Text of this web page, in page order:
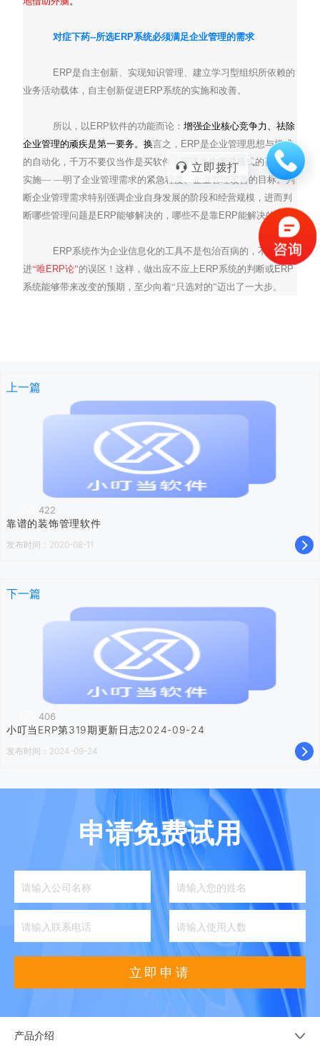
立即拨打
对症下药--所选ERP系统必须满足企业管理的需求
ERP是自主创新、实现知识管理、建立学习型组织所依赖的
业务活动载体，自主创新促进ERP系统的实施和改善。
所以，以 ERP软件的功能而论： 增强企业核心竞争力、祛除
企业管理的顽疾是第一要务。 换言之， ERP是企业管理思想与模式
的自动化，千万不要仅当作是买软件，应该当作管理模式的咨询与
实施— —明了企业管理需求的紧急程度、企业管理改善的目标。判
断企业管理需求特别强调企业自身发展的阶段和经营规模，进而判
断哪些管理问题是 ERP能够解决的，哪些不是靠ERP能解决的。
ERP系统作为企业信息化的工具不是包治百病的，不要掉
进“唯ERP论”的误区！这样，做出应不应上 ERP系统的判断或ERP
系统能够带来改变的预期，至少向着“只选对的”迈出了一大步。
上一篇
422
靠谱的装饰管理软件
发布时间：2020-08-11
下一篇
406
小叮当ERP第319期更新日志2024-09-24
发布时间：2024-09-24
申请免费试用
立即申请
产品介绍